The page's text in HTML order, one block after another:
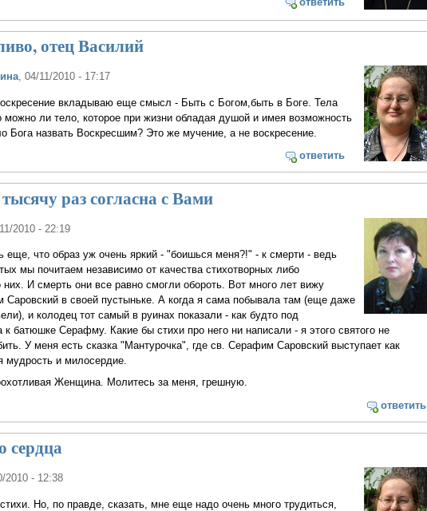
отец Василий
, 04/11/2010 - 17:17
вкладываю еще смысл - Быть с Богом,быть в Боге. Тела
можно ли тело, которое при жизни обладая душой и имея возможность
Бога назвать Воскресшим? Это же мучение, а не воскресение.
ответить
раз согласна с Вами
2010 - 22:19
еще, что образ уж очень яркий - "боишься меня?!" - к смерти - ведь
мы почитаем независимо от качества стихотворных либо
них. И смерть они все равно смогли обороть. Вот много лет вижу
в своей пустыньке. А когда я сама побывала там (еще даже
и колодец тот самый в руинах показали - как будто под
к батюшке Серафму. Какие бы стихи про него ни написали - я этого святого не
У меня есть сказка "Мантурочка", где св. Серафим Саровский выступает как
мудрость и милосердие.
Женщина. Молитесь за меня, грешную.
ответить
сердца
2010 - 12:38
Но, по правде, сказать, мне еще надо очень много трудиться,